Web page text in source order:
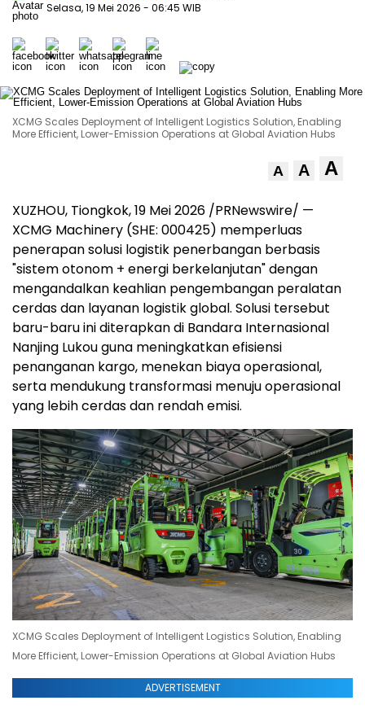
Selasa, 19 Mei 2026 - 06:45 WIB
XCMG Scales Deployment of Intelligent Logistics Solution, Enabling
More Efficient, Lower-Emission Operations at Global Aviation Hubs
A A A
XUZHOU, Tiongkok, 19 Mei 2026 /PRNewswire/ —
XCMG Machinery (SHE: 000425) memperluas
penerapan solusi logistik penerbangan berbasis
"sistem otonom + energi berkelanjutan" dengan
mengandalkan keahlian pengembangan peralatan
cerdas dan layanan logistik global. Solusi tersebut
baru-baru ini diterapkan di Bandara Internasional
Nanjing Lukou guna meningkatkan efisiensi
penanganan kargo, menekan biaya operasional,
serta mendukung transformasi menuju operasional
yang lebih cerdas dan rendah emisi.
XCMG Scales Deployment of Intelligent Logistics Solution, Enabling
More Efficient, Lower-Emission Operations at Global Aviation Hubs
ADVERTISEMENT